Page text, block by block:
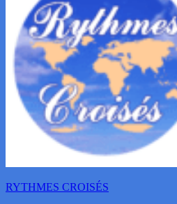
RYTHMES CROISÉS